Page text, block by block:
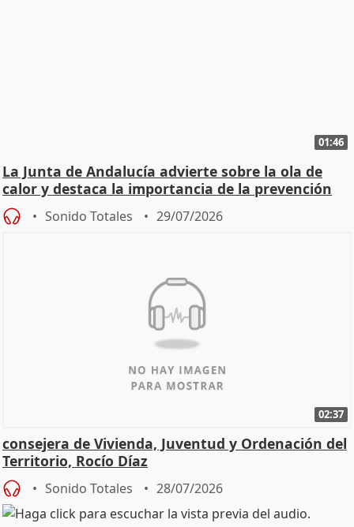
01:46
La Junta de Andalucía advierte sobre la ola de
calor y destaca la importancia de la prevención
Sonido Totales 29/07/2026
02:37
consejera de Vivienda, Juventud y Ordenación del
Territorio, Rocío Díaz
Sonido Totales 28/07/2026